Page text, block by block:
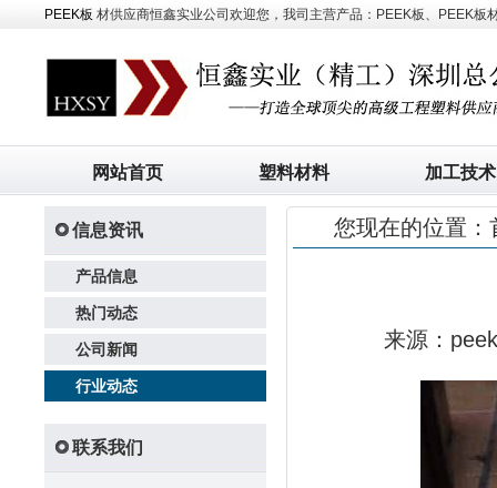
PEEK板 材供应商恒鑫实业公司欢迎您，我司主营产品：PEEK板、PEEK板
网站首页 塑料材料 加工技术
信息资讯
产品信息
热门动态
公司新闻
行业动态
联系我们
您现在的位置：
来源：